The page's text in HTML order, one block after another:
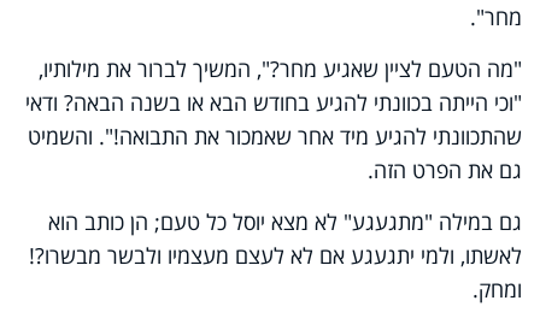
מחר".
"מה הטעם לציין שאגיע מחר?", המשיך לברור את מילותיו,
"וכי הייתה בכוונתי להגיע בחודש הבא או בשנה הבאה? ודאי
שהתכוונתי להגיע מיד אחר שאמכור את התבואה!". והשמיט
גם את הפרט הזה.
גם במילה "מתגעגע" לא מצא יוסל כל טעם; הן כותב הוא
לאשתו, ולמי יתגעגע אם לא לעצם מעצמיו ולבשר מבשרו?!
ומחק.